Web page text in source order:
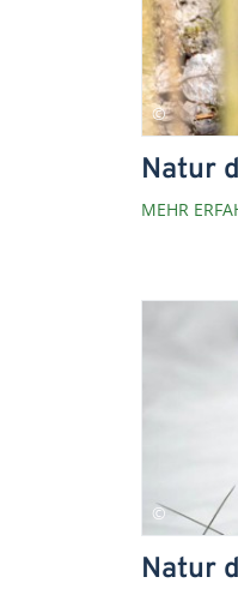
Natur
MEHR
Natur